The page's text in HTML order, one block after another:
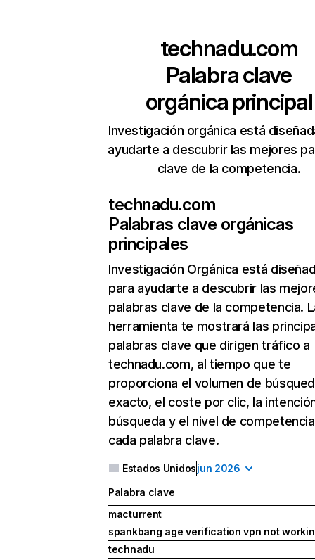
technadu.com
Palabra clave
orgánica principal
Investigación orgánica está
ayudarte a descubrir las mejores
clave de la competencia.
technadu.com
Palabras clave orgánicas
principales
Investigación Orgánica está
para ayudarte a descubrir las
palabras clave de la competencia.
herramienta te mostrará las
palabras clave que dirigen tráfico a
technadu.com, al tiempo que te
proporciona el volumen de
exacto, el coste por clic, la
búsqueda y el nivel de
cada palabra clave.
Estados Unidosjun 2026
Palabra clave
macturrent
spankbang age verification vpn not
technadu